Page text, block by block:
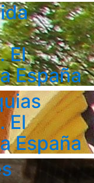
El
España
El
España